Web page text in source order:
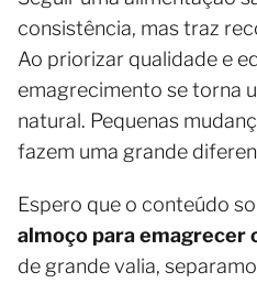
consistência, mas traz
Ao priorizar qualidade e
emagrecimento se torna
natural. Pequenas
fazem uma grande
Espero que o conteúdo
almoço para emagrecer
de grande valia,